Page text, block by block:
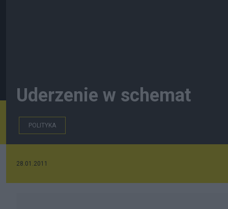
Uderzenie w schemat
POLITYKA
28.01.2011